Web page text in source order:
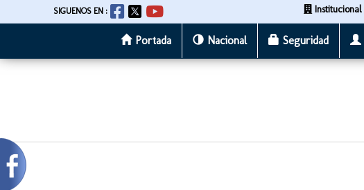
al
SIGUENOS EN : Institucional
Portada Nacional Seguridad